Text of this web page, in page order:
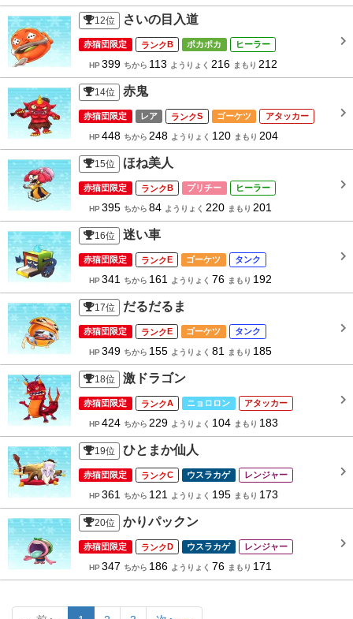
12位 さいの目入道
赤猫団限定 B ポカポカ ヒーラー
HP399 ちから 113 ようりょく 216 まもり 212
14位 赤鬼
赤猫団限定 レア S ゴーケツ アタッカー
HP448 ちから 248 ようりょく 120 まもり 204
15位 ほね美人
赤猫団限定 B プリチー ヒーラー
HP395 ちから 84 ようりょく 220 まもり 201
16位 迷い車
赤猫団限定 E ゴーケツ タンク
HP341 ちから 161 ようりょく 76 まもり 192
17位 だるだるま
赤猫団限定 E ゴーケツ タンク
HP349 ちから 155 ようりょく 81 まもり 185
18位 激ドラゴン
赤猫団限定 A ニョロロン アタッカー
HP424 ちから 229 ようりょく 104 まもり 183
19位 ひとまか仙人
赤猫団限定 C ウスラカゲ レンジャー
HP361 ちから 121 ようりょく 195 まもり 173
20位 かりパックン
赤猫団限定 D ウスラカゲ レンジャー
HP347 ちから 186 ようりょく 76 まもり 171